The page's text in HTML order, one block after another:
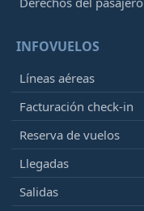
INFOVUELOS
Líneas aéreas
Facturación check-in
Reserva de vuelos
Llegadas
Salidas